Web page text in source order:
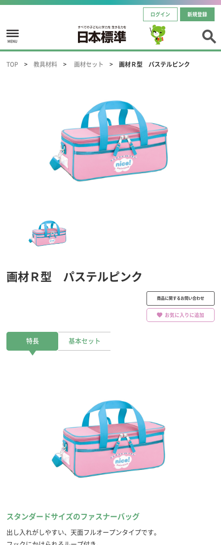
ログイン 新規登録
MENU
TOP 教具材料 画材セット 画材Ｒ型 パステルピンク
画材Ｒ型 パステルピンク
商品に関するお問い合わせ
お気に入りに追加
特長 基本セット
スタンダードサイズのファスナーバッグ
出し入れがしやすい、天面フルオープンタイプです。